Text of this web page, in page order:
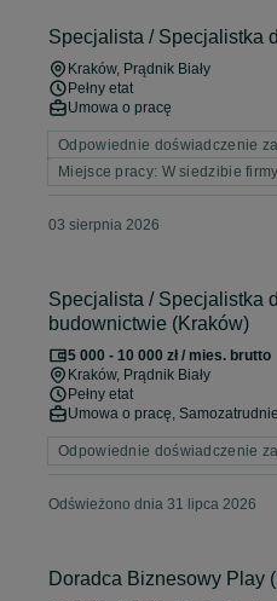
Specjalista / Specjalistka
Kraków, Prądnik Biały
Pełny etat
Umowa o pracę
Odpowiednie doświadczenie
Miejsce pracy: W siedzibie firmy
03 sierpnia 2026
Specjalista / Specjalistka
budownictwie (Kraków)
5 000 - 10 000 zł / mies. brutto
Kraków, Prądnik Biały
Pełny etat
Umowa o pracę,
Odpowiednie doświadczenie
Odświeżono dnia 31 lipca 2026
Doradca Biznesowy Play